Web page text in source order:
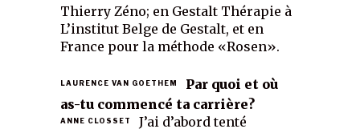
Thierry Zéno; en Gestalt Thérapie à
L’institut Belge de Gestalt, et en
France pour la méthode «Rosen».
LAURENCE VAN GOETHEM
Par quoi et où
as-tu commencé ta carrière?
ANNE CLOSSET
J’ai d’abord tenté